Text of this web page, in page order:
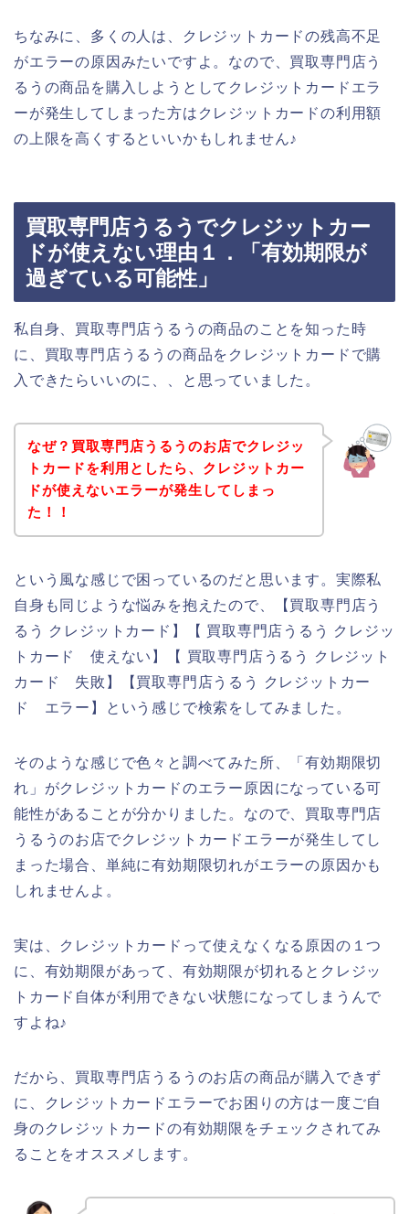
ちなみに、多くの人は、クレジットカードの残高不足
がエラーの原因みたいですよ。なので、買取専門店う
るうの商品を購入しようとしてクレジットカードエラ
ーが発生してしまった方はクレジットカードの利用額
の上限を高くするといいかもしれません♪
買取専門店うるうでクレジットカー
ドが使えない理由１．「有効期限が
過ぎている可能性」
私自身、買取専門店うるうの商品のことを知った時
に、買取専門店うるうの商品をクレジットカードで購
入できたらいいのに、、と思っていました。
なぜ？買取専門店うるうのお店でクレジッ
トカードを利用としたら、クレジットカー
ドが使えないエラーが発生してしまっ
た！！
という風な感じで困っているのだと思います。実際私
自身も同じような悩みを抱えたので、【買取専門店う
るう クレジットカード】【 買取専門店うるう クレジッ
トカード 使えない】【 買取専門店うるう クレジット
カード 失敗】【買取専門店うるう クレジットカー
ド エラー】という感じで検索をしてみました。
そのような感じで色々と調べてみた所、「有効期限切
れ」がクレジットカードのエラー原因になっている可
能性があることが分かりました。なので、買取専門店
うるうのお店でクレジットカードエラーが発生してし
まった場合、単純に有効期限切れがエラーの原因かも
しれませんよ。
実は、クレジットカードって使えなくなる原因の１つ
に、有効期限があって、有効期限が切れるとクレジッ
トカード自体が利用できない状態になってしまうんで
すよね♪
だから、買取専門店うるうのお店の商品が購入できず
に、クレジットカードエラーでお困りの方は一度ご自
身のクレジットカードの有効期限をチェックされてみ
ることをオススメします。